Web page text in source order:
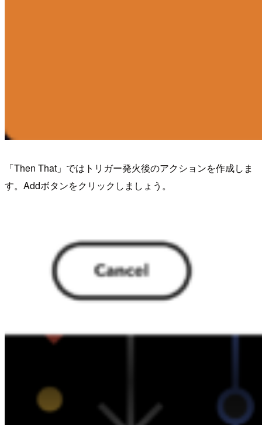
「Then That」ではトリガー発火後のアクションを作成しま
す。Addボタンをクリックしましょう。